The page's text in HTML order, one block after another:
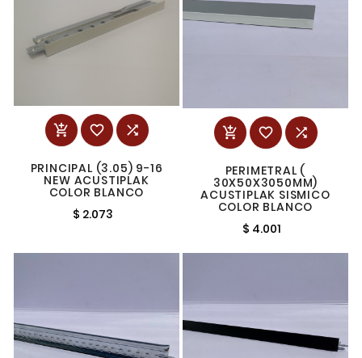
  
PRINCIPAL (3.05) 9-16
NEW ACUSTIPLAK
COLOR BLANCO
$ 2.073
  
PERIMETRAL (
30X50X3050MM)
ACUSTIPLAK SISMICO
COLOR BLANCO
$ 4.001